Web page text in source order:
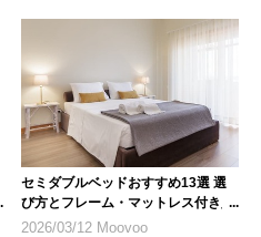
セミダブルベッドおすすめ13選 選
び方とフレーム・マットレス付き人
気商品
2026/03/12 Moovoo